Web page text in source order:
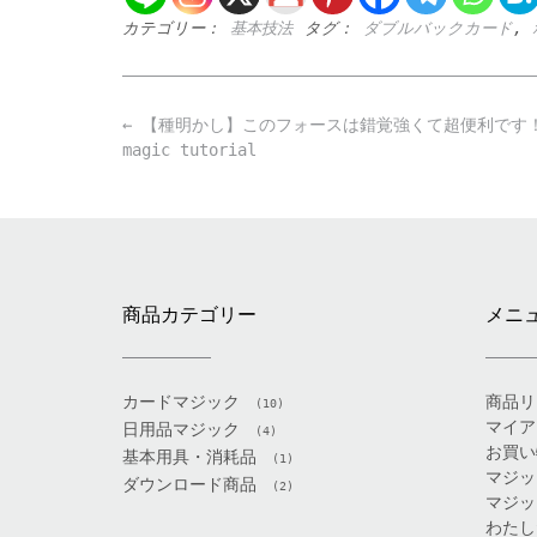
カテゴリー： 基本技法 タグ： ダブルバックカード,
Post
navigation
← 【種明かし】このフォースは錯覚強くて超便利です
magic tutorial
商品カテゴリー
カードマジック (10)
日用品マジック (4)
基本用具・消耗品 (1)
ダウンロード商品 (2)
メニ
商品
マイ
お買
マジ
マジ
わた